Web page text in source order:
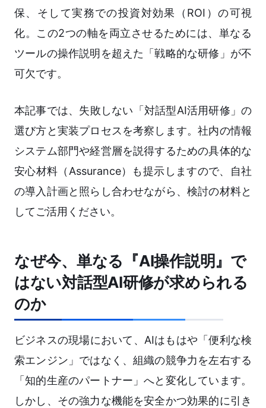
保、そして実務での投資対効果（ROI）の可視
化。この2つの軸を両立させるためには、単なる
ツールの操作説明を超えた「戦略的な研修」が不
可欠です。
本記事では、失敗しない「対話型AI活用研修」の
選び方と実装プロセスを考察します。社内の情報
システム部門や経営層を説得するための具体的な
安心材料（Assurance）も提示しますので、自社
の導入計画と照らし合わせながら、検討の材料と
してご活用ください。
なぜ今、単なる『AI操作説明』で
はない対話型AI研修が求められる
のか
ビジネスの現場において、AIはもはや「便利な検
索エンジン」ではなく、組織の競争力を左右する
「知的生産のパートナー」へと変化しています。
しかし、その強力な機能を安全かつ効果的に引き